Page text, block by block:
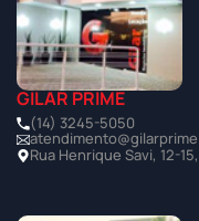
GILAR PRIME
(14) 3245-5050
Rua Henrique Savi, 12-